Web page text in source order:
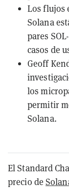
Los flujos
Solana
pares
casos de
Geoff
los
permitir
Solana.
El Standard
precio de